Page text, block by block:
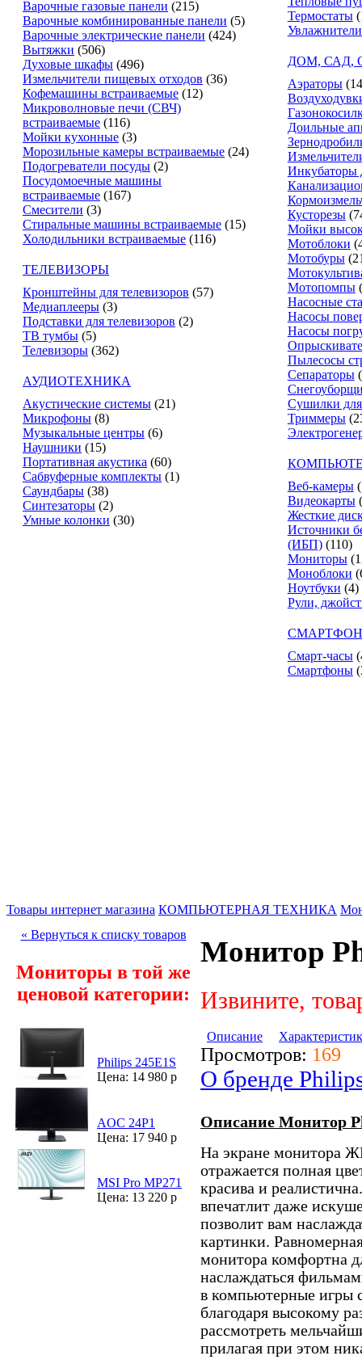
Варочные газовые панели (215)
Варочные комбинированные панели (5)
Варочные электрические панели (424)
Вытяжки (506)
Духовые шкафы (496)
Измельчители пищевых отходов (36)
Кофемашины встраиваемые (12)
Микроволновые печи (СВЧ)
встраиваемые (116)
Мойки кухонные (3)
Морозильные камеры встраиваемые (24)
Подогреватели посуды (2)
Посудомоечные машины
встраиваемые (167)
Смесители (3)
Стиральные машины встраиваемые (15)
Холодильники встраиваемые (116)
ТЕЛЕВИЗОРЫ
Кронштейны для телевизоров (57)
Медиаплееры (3)
Подставки для телевизоров (2)
ТВ тумбы (5)
Телевизоры (362)
АУДИОТЕХНИКА
Акустические системы (21)
Микрофоны (8)
Музыкальные центры (6)
Наушники (15)
Портативная акустика (60)
Сабвуферные комплекты (1)
Саундбары (38)
Синтезаторы (2)
Умные колонки (30)
Термостаты
ДОМ, САД,
Аэраторы
Доильные
Инкубаторы
Кусторезы
Мойки
Мотоблоки
Мотобуры
Мотопомпы
Насосные
Насосы
Насосы
Пылесосы
Сепараторы
Сушилки
Триммеры
Веб-камеры
Видеокарты
Жесткие
Источники
(ИБП) (110)
Мониторы
Моноблоки
Ноутбуки (4)
Рули,
Смарт-часы
Смартфоны
Товары интернет магазина КОМПЬЮТЕРНАЯ ТЕХНИКА
« Вернуться к списку товаров
Мониторы в той же
ценовой категории:
Philips 245E1S
Цена: 14 980 р
AOC 24P1
Цена: 17 940 р
MSI Pro MP271
Цена: 13 220 р
Монитор
Извините,
Описание
Просмотров: 169
О бренде
Описание Монитор
На экране монитора
отражается полная
красива и
впечатлит даже
позволит вам
картинки.
монитора комфортна
наслаждаться
в компьютерные игры
благодаря высокому
рассмотреть
прилагая при этом